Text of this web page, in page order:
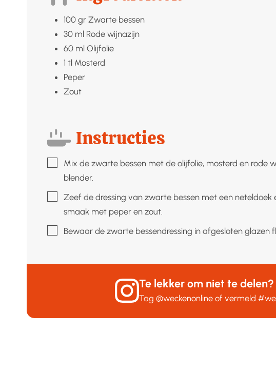
100 gr Zwarte bessen
30 ml Rode wijnazijn
60 ml Olijfolie
1 tl Mosterd
Peper
Zout
Instructies
▢Mix de zwarte bessen met de olijfolie, mosterd en rode
blender.
▢
Zeef de dressing van zwarte bessen met een neteldoek
smaak met peper en zout.
▢Bewaar de zwarte bessendressing in afgesloten glazen
Te lekker om niet te delen?
Tag@weckenonline of vermeld